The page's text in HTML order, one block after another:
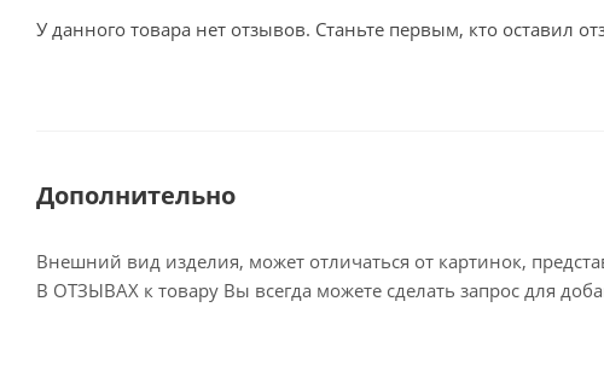
У данного товара нет отзывов. Станьте первым, кто оставил
Дополнительно
Внешний вид изделия, может отличаться от картинок,
В ОТЗЫВАХ к товару Вы всегда можете сделать запрос для